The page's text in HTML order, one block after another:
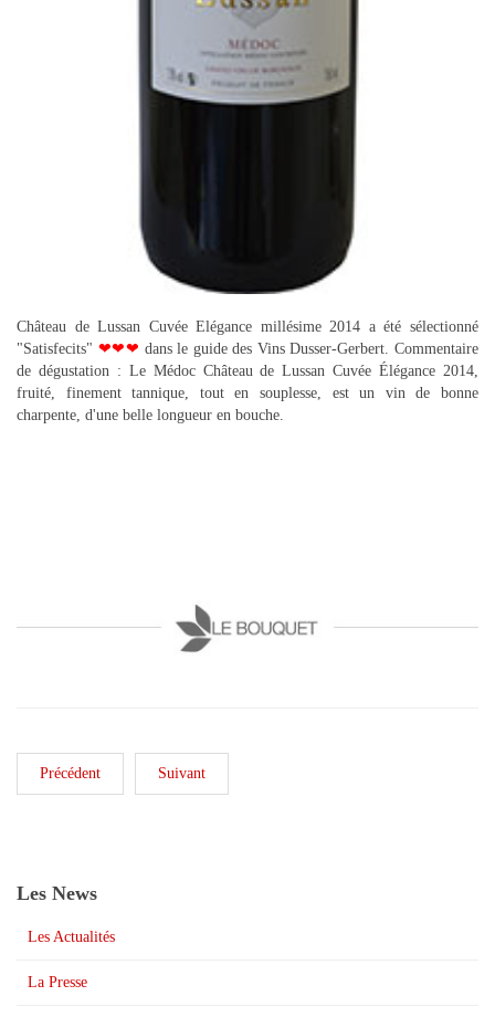
Château de Lussan Cuvée Elégance millésime 2014 a été sélectionné
"Satisfecits" ❤❤❤ dans le guide des Vins Dusser-Gerbert. Commentaire
de dégustation : Le Médoc Château de Lussan Cuvée Élégance 2014,
fruité, finement tannique, tout en souplesse, est un vin de bonne
charpente, d'une belle longueur en bouche.
Précédent Suivant
Les News
Les Actualités
La Presse